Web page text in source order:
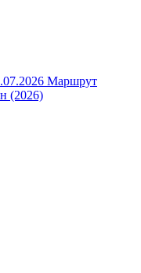
Маршрут
(2026)